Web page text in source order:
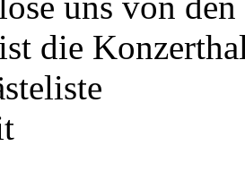
die